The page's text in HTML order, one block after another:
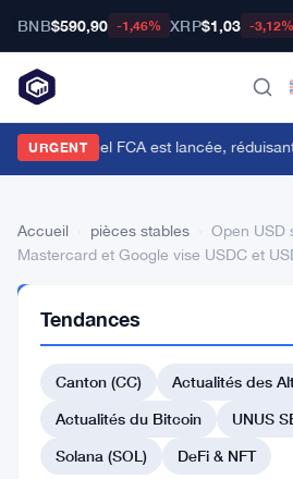
BNB$590,90 -1,46% XRP$1,03 -3,12%
URGENT
du Manuel FCA est lancée,
Accueil pièces stables
Open USD
Mastercard et Google vise USDC et
STABLES
USD
soutenu
par
Tendances
Canton (CC)
Actualités des
Actualités du Bitcoin
UNUS
Solana (SOL)
DeFi & NFT